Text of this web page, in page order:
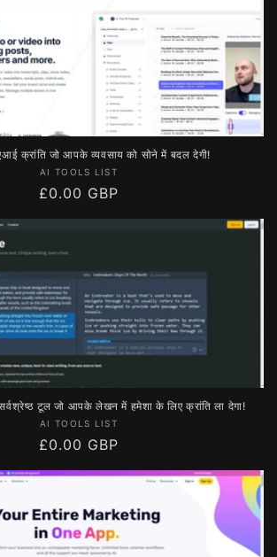
क्रांति जो आपके व्यवसाय को सोने में बदल देगी!
विक्रेता:
AI TOOLS LIST
नियमित
मूल्य
£0.00 GBP
टूल जो आपके लेखन में हमेशा के लिए क्रांति ला देगा!
विक्रेता:
AI TOOLS LIST
नियमित
मूल्य
£0.00 GBP